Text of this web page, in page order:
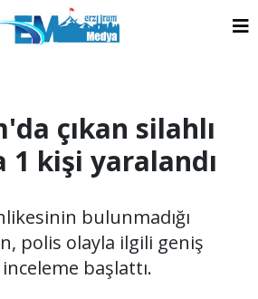
çıkan silahlı
1 kişi yaralandı
bulunmadığı
polis olayla ilgili geniş
inceleme başlattı.